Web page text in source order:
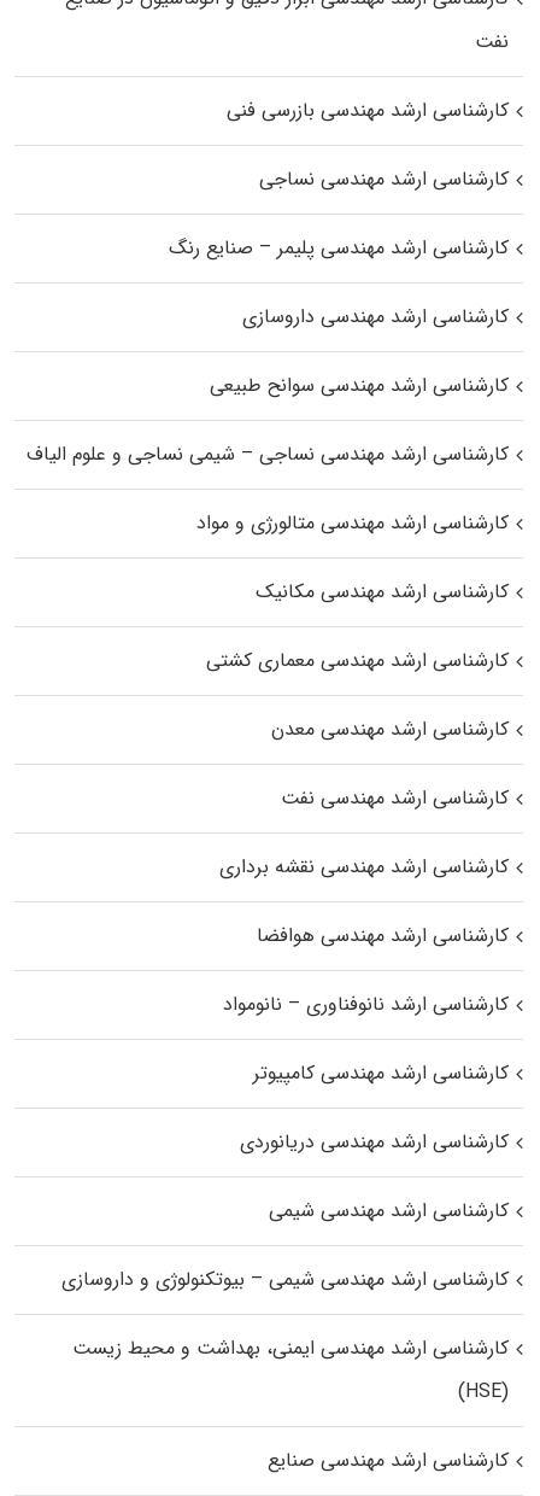
نفت
کارشناسی ارشد مهندسی بازرسی فنی
کارشناسی ارشد مهندسی نساجی
کارشناسی ارشد مهندسی پلیمر – صنایع رنگ
کارشناسی ارشد مهندسی داروسازی
کارشناسی ارشد مهندسی سوانح طبیعی
کارشناسی ارشد مهندسی نساجی – شیمی نساجی و علوم الیاف
کارشناسی ارشد مهندسی متالورژی و مواد
کارشناسی ارشد مهندسی مکانیک
کارشناسی ارشد مهندسی معماری کشتی
کارشناسی ارشد مهندسی معدن
کارشناسی ارشد مهندسی نفت
کارشناسی ارشد مهندسی نقشه برداری
کارشناسی ارشد مهندسی هوافضا
کارشناسی ارشد نانوفناوری – نانومواد
کارشناسی ارشد مهندسی کامپیوتر
کارشناسی ارشد مهندسی دریانوردی
کارشناسی ارشد مهندسی شیمی
کارشناسی ارشد مهندسی شیمی – بیوتکنولوژی و داروسازی
کارشناسی ارشد مهندسی ایمنی، بهداشت و محیط زیست
(HSE)
کارشناسی ارشد مهندسی صنایع